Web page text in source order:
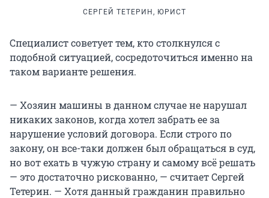
СЕРГЕЙ ТЕТЕРИН, ЮРИСТ
Специалист советует тем, кто столкнулся с
подобной ситуацией, сосредоточиться именно на
таком варианте решения.
— Хозяин машины в данном случае не нарушал
никаких законов, когда хотел забрать ее за
нарушение условий договора. Если строго по
закону, он все-таки должен был обращаться в суд,
но вот ехать в чужую страну и самому всё решать
— это достаточно рискованно, — считает Сергей
Тетерин. — Хотя данный гражданин правильно